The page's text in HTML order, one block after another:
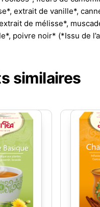
extrait de vanille*,
de mélisse*,
poivre noir* (*Issu de
similaires